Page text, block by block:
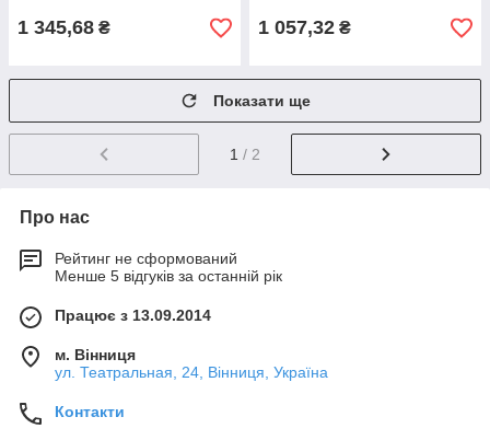
1 345,68 ₴ 1 057,32 ₴
Показати ще
1 / 2
Про нас
Рейтинг не сформований
Менше 5 відгуків за останній рік
Працює з 13.09.2014
м. Вінниця
ул. Театральная, 24, Вінниця, Україна
Контакти